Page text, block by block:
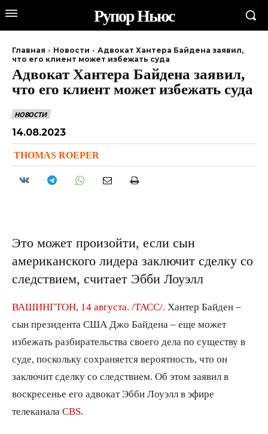
Рупор Ньюс
Главная Новости
Адвокат Хантера Байдена заявил,
что его клиент может избежать суда
Адвокат Хантера Байдена заявил,
что его клиент может избежать суда
НОВОСТИ
14.08.2023
THOMAS ROEPER
Это может произойти, если сын
американского лидера заключит сделку со
следствием, считает Эбби Лоуэлл
ВАШИНГТОН, 14 августа. /ТАСС/. Хантер Байден –
сын президента США Джо Байдена – еще может
избежать разбирательства своего дела по существу в
суде, поскольку сохраняется вероятность, что он
заключит сделку со следствием. Об этом заявил в
воскресенье его адвокат Эбби Лоуэлл в эфире
телеканала CBS